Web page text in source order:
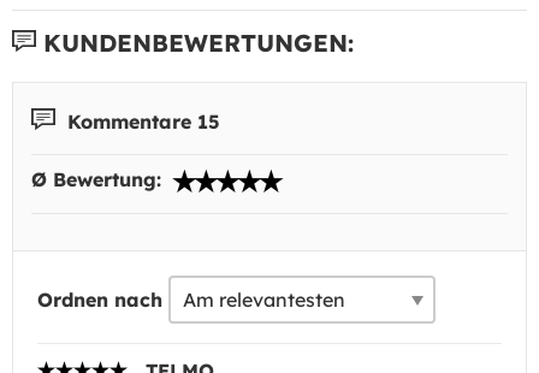
KUNDENBEWERTUNGEN:
Kommentare 15
Ø Bewertung:
Ordnen nach